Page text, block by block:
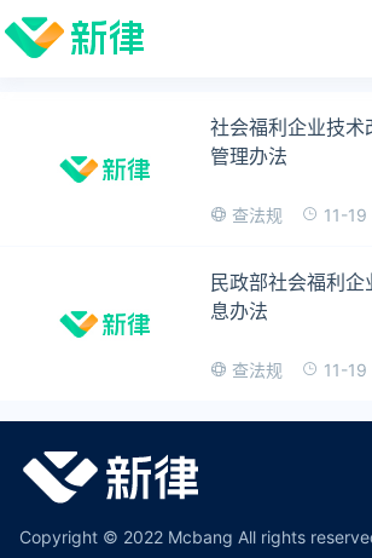
社会福利企业技
管理办法
查法规 11-19
民政部社会福利
息办法
查法规 11-19
Copyright © 2022 Mcbang All rights